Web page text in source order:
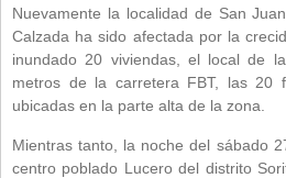
Nuevamente la localidad de San
Calzada ha sido afectada por la
inundado 20 viviendas, el local de
metros de la carretera FBT, las 20
ubicadas en la parte alta de la zona.
Mientras tanto, la noche del sábado
centro poblado Lucero del distrito